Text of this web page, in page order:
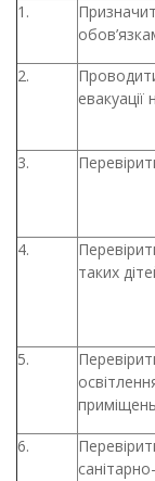
1.
2.
3.
4.
таких
5.
6.